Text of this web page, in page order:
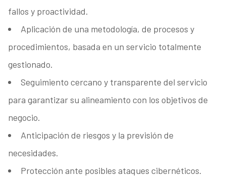
fallos y proactividad.
Aplicación de una metodología, de procesos y
procedimientos, basada en un servicio totalmente
gestionado.
Seguimiento cercano y transparente del servicio
para garantizar su alineamiento con los objetivos de
negocio.
Anticipación de riesgos y la previsión de
necesidades.
Protección ante posibles ataques cibernéticos.